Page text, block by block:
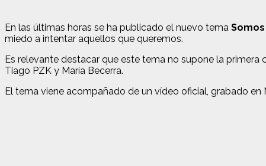
En las últimas horas se ha publicado el nuevo tema
miedo a intentar aquellos que queremos.
Es relevante destacar que este tema no supone la
Tiago PZK y María Becerra.
El tema viene acompañado de un vídeo oficial, grabado